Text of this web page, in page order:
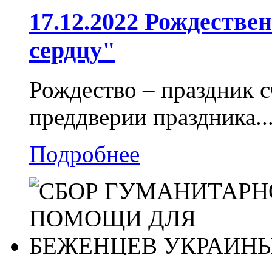
17.12.2022
сердцу"
Рождество – праздник
преддверии
Подробнее